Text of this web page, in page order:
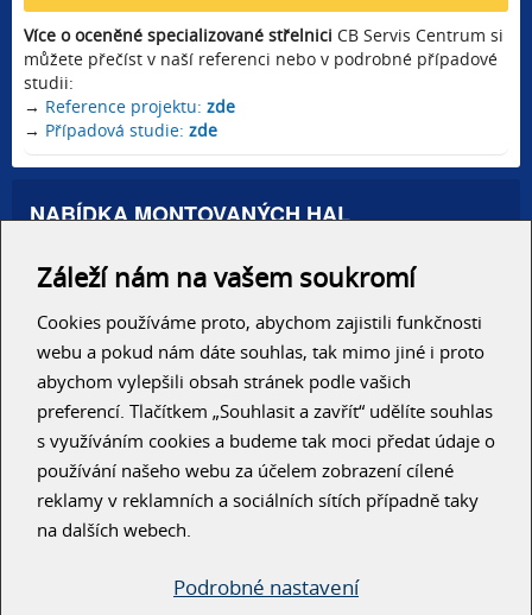
Více o oceněné specializované střelnici CB Servis Centrum si
můžete přečíst v naší referenci nebo v podrobné případové
studii:
→ Reference projektu: zde
→ Případová studie: zde
NABÍDKA MONTOVANÝCH HAL
Autosalony, servisy
Skladové haly
Zemědělské haly
Konzolové regály
RYCHLÝ KONTAKT
Záleží nám na vašem soukromí
Cookies používáme proto, abychom zajistili funkčnosti
webu a pokud nám dáte souhlas, tak mimo jiné i proto
abychom vylepšili obsah stránek podle vašich
preferencí. Tlačítkem „Souhlasit a zavřít“ udělíte souhlas
s využíváním cookies a budeme tak moci předat údaje o
používání našeho webu za účelem zobrazení cílené
reklamy v reklamních a sociálních sítích případně taky
na dalších webech.
Podrobné nastavení